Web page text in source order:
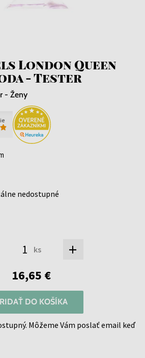
London Queen
- Tester
- Ženy
nedostupné
ks +
16,65 €
DO KOŠÍKA
Môžeme Vám poslať email keď